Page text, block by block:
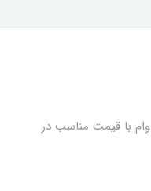
با قیمت مناسب در